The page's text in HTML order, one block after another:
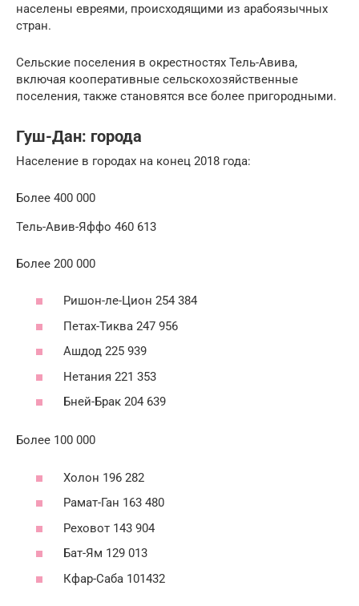
населены евреями, происходящими из арабоязычных
стран.
Сельские поселения в окрестностях Тель-Авива,
включая кооперативные сельскохозяйственные
поселения, также становятся все более пригородными.
Гуш-Дан: города
Население в городах на конец 2018 года:
Более 400 000
Тель-Авив-Яффо 460 613
Более 200 000
Ришон-ле-Цион 254 384
Петах-Тиква 247 956
Ашдод 225 939
Нетания 221 353
Бней-Брак 204 639
Более 100 000
Холон 196 282
Рамат-Ган 163 480
Реховот 143 904
Бат-Ям 129 013
Кфар-Саба 101432